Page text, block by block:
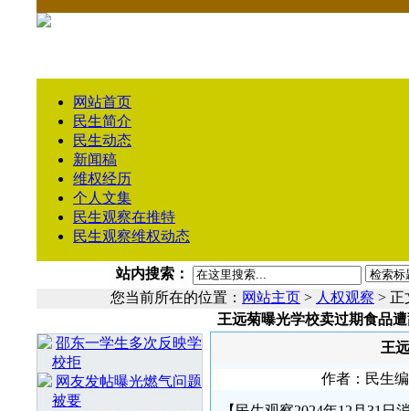
网站首页
民生简介
民生动态
新闻稿
维权经历
个人文集
民生观察在推特
民生观察维权动态
站内搜索：
您当前所在的位置： 网站主页 > 人权观察 > 正
邵东一学生多次反映学
校拒
网友发帖曝光燃气问题
被要
王远菊曝光学校卖过期食品
王
作者：民生